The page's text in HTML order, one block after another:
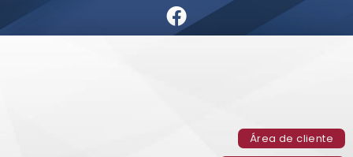
Área de cliente